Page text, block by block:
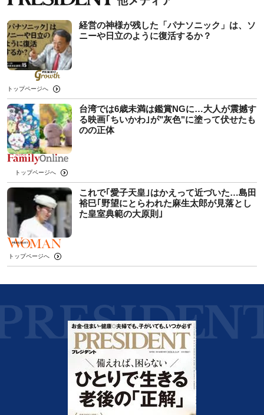
経営の神様が残した「パナソニック」は、ソ
ニーや日立のように復活するか？
トップページへ
台湾では6歳未満は鑑賞NGに…大人が震撼す
る映画｢ちいかわ｣が"灰色"に塗って伏せたも
のの正体
トップページへ
これで｢愛子天皇｣はかえって近づいた…島田
裕巳｢野望にとらわれた麻生太郎が見落とし
た皇室典範の大原則｣
トップページへ